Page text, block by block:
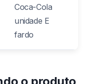
Coca-Cola
unidade E
fardo